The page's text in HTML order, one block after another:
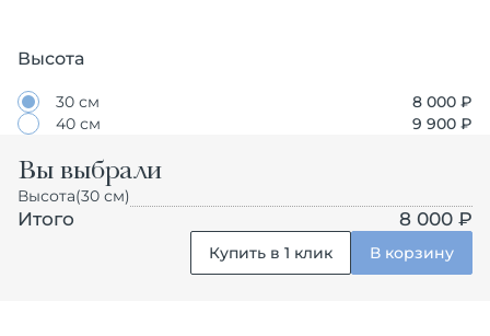
Высота
30 см 8 000 ₽
40 см
9 900 ₽
Вы выбрали
Высота(30 см)
Итого 8 000 ₽
Купить в 1 клик В корзину